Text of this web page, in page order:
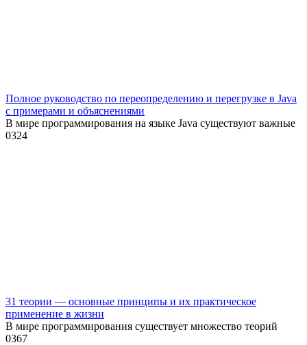
Полное руководство по переопределению и перегрузке в Java
с примерами и объяснениями
В мире программирования на языке Java существуют важные
0324
31 теории — основные принципы и их практическое
применение в жизни
В мире программирования существует множество теорий
0367